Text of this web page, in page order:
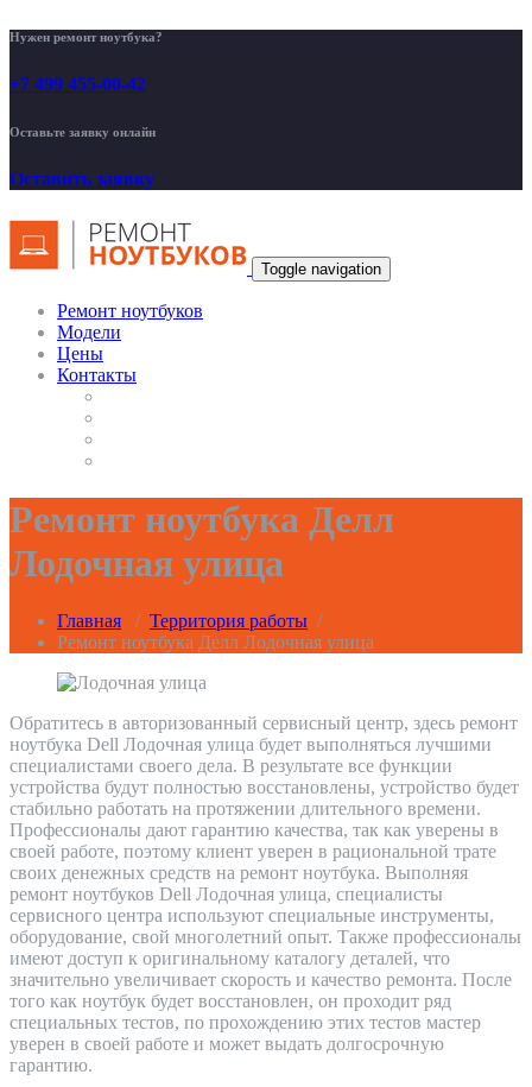
Нужен ремонт ноутбука?
+7 499 455-00-42
Оставьте заявку онлайн
Оставить заявку
Toggle navigation
Ремонт ноутбуков
Модели
Цены
Контакты
Ремонт ноутбука Делл
Лодочная улица
Главная / Территория работы /
Ремонт ноутбука Делл Лодочная улица
Обратитесь в авторизованный сервисный центр, здесь ремонт
ноутбука Dell Лодочная улица будет выполняться лучшими
специалистами своего дела. В результате все функции
устройства будут полностью восстановлены, устройство будет
стабильно работать на протяжении длительного времени.
Профессионалы дают гарантию качества, так как уверены в
своей работе, поэтому клиент уверен в рациональной трате
своих денежных средств на ремонт ноутбука. Выполняя
ремонт ноутбуков Dell Лодочная улица, специалисты
сервисного центра используют специальные инструменты,
оборудование, свой многолетний опыт. Также профессионалы
имеют доступ к оригинальному каталогу деталей, что
значительно увеличивает скорость и качество ремонта. После
того как ноутбук будет восстановлен, он проходит ряд
специальных тестов, по прохождению этих тестов мастер
уверен в своей работе и может выдать долгосрочную
гарантию.